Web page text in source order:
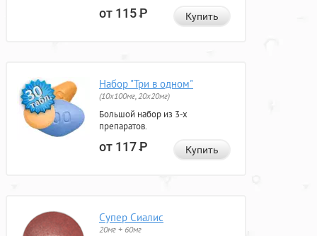
от 115Р Купить
Набор "Три в одном"
(10x100мг, 20x20мг)
Большой набор из 3-х
препаратов.
от 117Р Купить
Супер Сиалис
20мг + 60мг